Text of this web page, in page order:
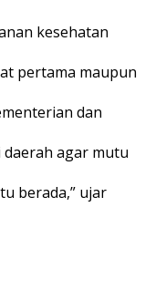
kesehatan
pertama maupun
dan
agar mutu
berada,” ujar